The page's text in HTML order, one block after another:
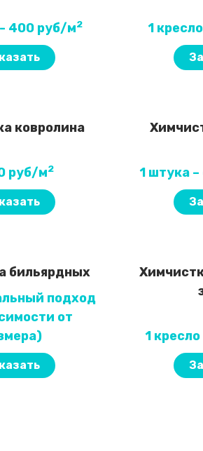
- 400 руб/м2 1
ковролина
руб/м2 1 штука
бильярдных
подход
от
1